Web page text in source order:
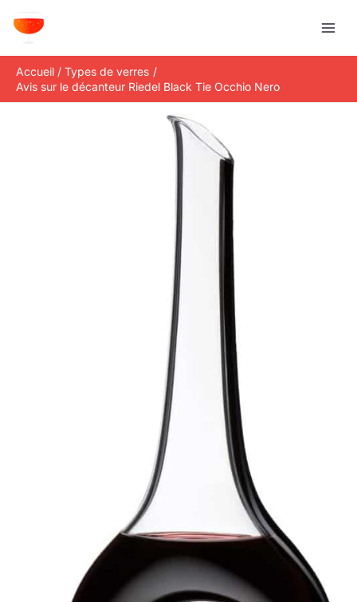
Accueil
Types de verres
Avis sur le décanteur Riedel Black Tie Occhio Nero
e
c
h
e